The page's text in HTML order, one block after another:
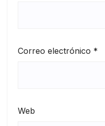
Correo electrónico *
Web